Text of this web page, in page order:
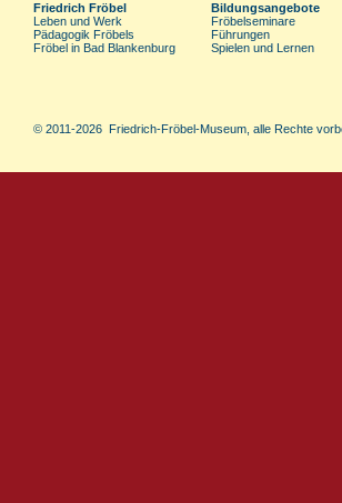
Friedrich Fröbel
Leben und Werk
Pädagogik Fröbels
Fröbel in Bad Blankenburg
Bildungsangebote
Fröbelseminare
Führungen
Spielen und Lernen
© 2011-2026 Friedrich-Fröbel-Museum, alle Rechte